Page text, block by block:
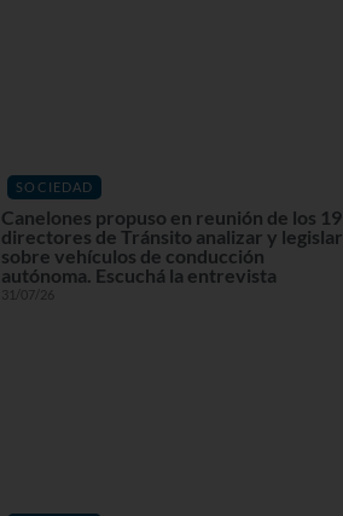
SOCIEDAD
Canelones propuso en reunión de los 19
directores de Tránsito analizar y legislar
sobre vehículos de conducción
autónoma. Escuchá la entrevista
31/07/26